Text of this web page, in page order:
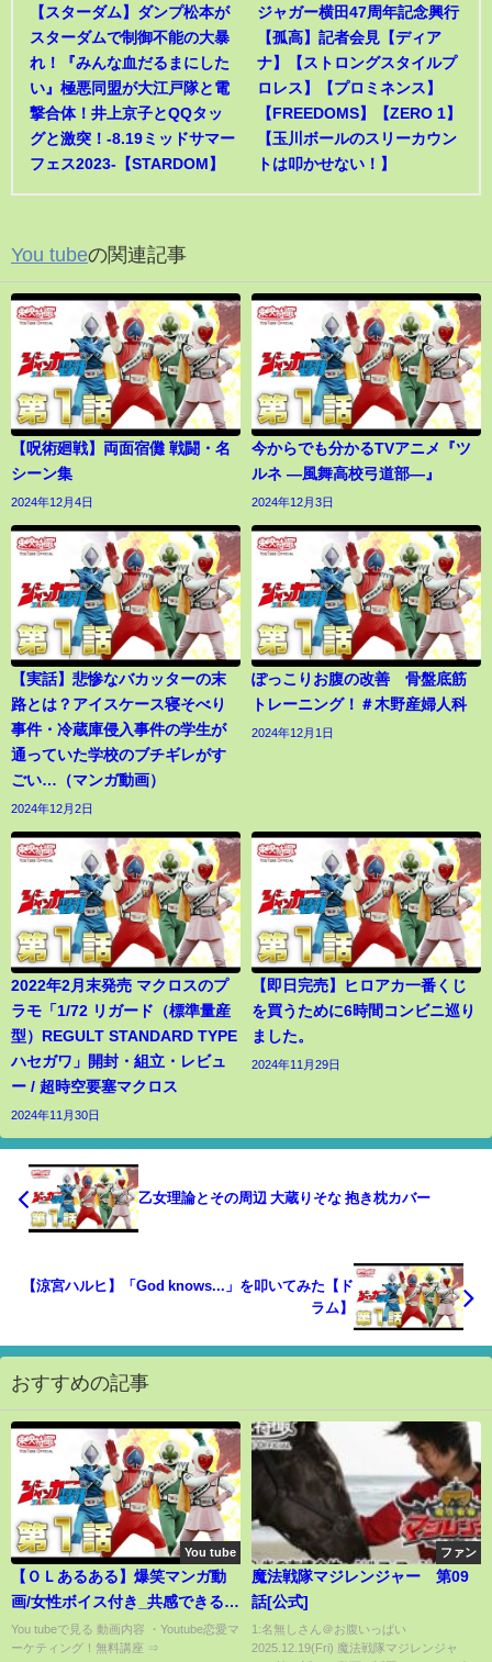
【スターダム】ダンプ松本が
スターダムで制御不能の大暴
れ！『みんな血だるまにした
い』極悪同盟が大江戸隊と電
撃合体！井上京子とQQタッ
グと激突！-8.19ミッドサマー
フェス2023-【STARDOM】
ジャガー横田47周年記念興行
【孤高】記者会見【ディア
ナ】【ストロングスタイルプ
ロレス】【プロミネンス】
【FREEDOMS】【ZERO 1】
【玉川ボールのスリーカウン
トは叩かせない！】
You tubeの関連記事
【呪術廻戦】両面宿儺 戦闘・名
シーン集
2024年12月4日
今からでも分かるTVアニメ『ツ
ルネ ―風舞高校弓道部―』
2024年12月3日
【実話】悲惨なバカッターの末
路とは？アイスケース寝そべり
事件・冷蔵庫侵入事件の学生が
通っていた学校のブチギレがす
ごい…（マンガ動画）
2024年12月2日
ぽっこりお腹の改善 骨盤底筋
トレーニング！＃木野産婦人科
2024年12月1日
2022年2月末発売 マクロスのプ
ラモ「1/72 リガード（標準量産
型）REGULT STANDARD TYPE
ハセガワ」開封・組立・レビュ
ー / 超時空要塞マクロス
2024年11月30日
【即日完売】ヒロアカ一番くじ
を買うために6時間コンビニ巡り
ました。
2024年11月29日
乙女理論とその周辺 大蔵りそな 抱き枕カバー
【涼宮ハルヒ】「God knows...」を叩いてみた【ド
ラム】
おすすめの記事
You tube
【ＯＬあるある】爆笑マンガ動
画/女性ボイス付き_共感できる仕
事あるあるネタ６選！！！
You tubeで見る 動画内容 ・Youtube恋愛マ
ーケティング！無料講座 ⇒
ファン
魔法戦隊マジレンジャー 第09
話[公式]
1:名無しさん＠お腹いっぱい
2025.12.19(Fri) 魔法戦隊マジレンジャ